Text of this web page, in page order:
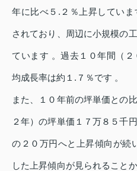
年に比べ５.２％上昇してい
されており、周辺に小規模の
ています 。過去１０年間（
均成長率は約１.７％です 。
また、１０年前の坪単価との
２年）の坪単価１７万８５千
の２０万円へと上昇傾向が続
した上昇傾向が見られること